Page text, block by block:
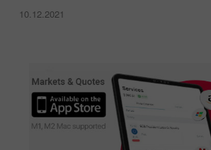
10.12.2021